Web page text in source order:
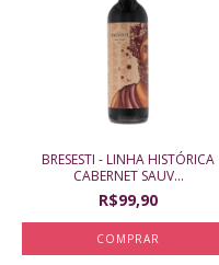
BRESESTI - LINHA HISTÓRICA
CABERNET SAUV...
R$99,90